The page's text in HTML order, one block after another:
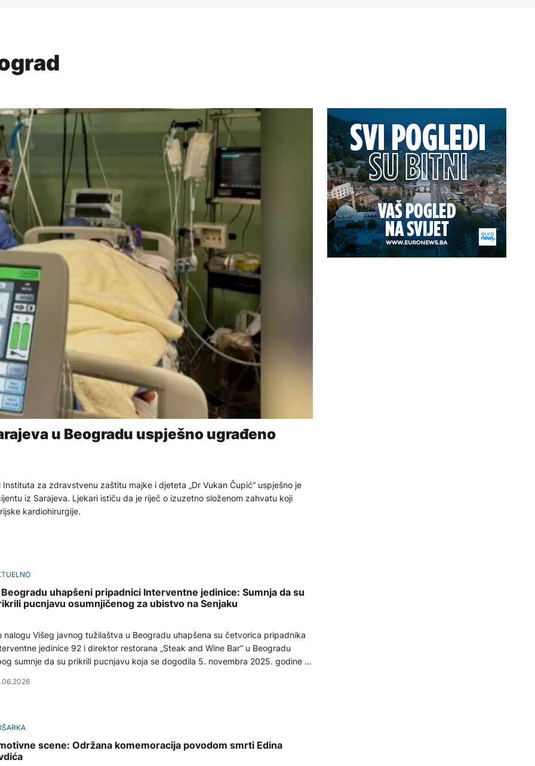
u Beogradu uspješno ugrađeno
za zdravstvenu zaštitu majke i djeteta „Dr Vukan Čupić“ uspješno je
iz Sarajeva. Ljekari ističu da je riječ o izuzetno složenom zahvatu koji
kardiohirurgije.
Beogradu uhapšeni pripadnici Interventne jedinice: Sumnja da su
pucnjavu osumnjičenog za ubistvo na Senjaku
nalogu Višeg javnog tužilaštva u Beogradu uhapšena su četvorica pripadnika
jedinice 92 i direktor restorana „Steak and Wine Bar“ u Beogradu
sumnje da su prikrili pucnjavu koja se dogodila 5. novembra 2025. godine u
scene: Održana komemoracija povodom smrti Edina